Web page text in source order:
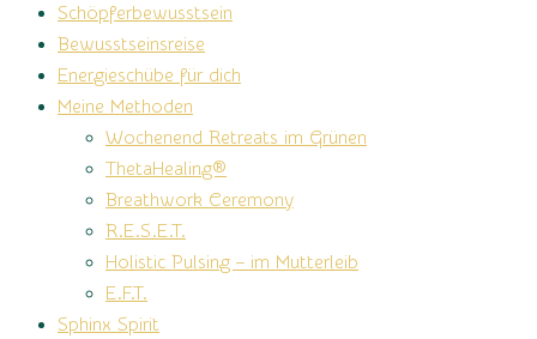
Schöpferbewusstsein
Bewusstseinsreise
Energieschübe für dich
Meine Methoden
Wochenend Retreats im Grünen
ThetaHealing®
Breathwork Ceremony
R.E.S.E.T.
Holistic Pulsing – im Mutterleib
E.F.T.
Sphinx Spirit